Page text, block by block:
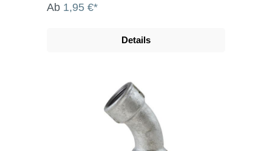
Ab 1,95 €*
Details